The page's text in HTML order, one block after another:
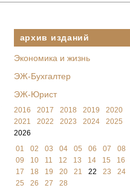
архив изданий
Экономика и жизнь
ЭЖ-Бухгалтер
ЭЖ-Юрист
2016 2017 2018 2019
2020
2021
2022 2023 2024
2025
2026
01
02 03 04 05 06 07
08
09
10 11 12 13 14 15
16
17
18 19 20 21 22 23
24
25
26 27 28